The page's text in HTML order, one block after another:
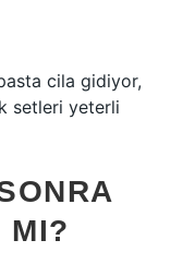
cila gidiyor,
setleri yeterli
MI?